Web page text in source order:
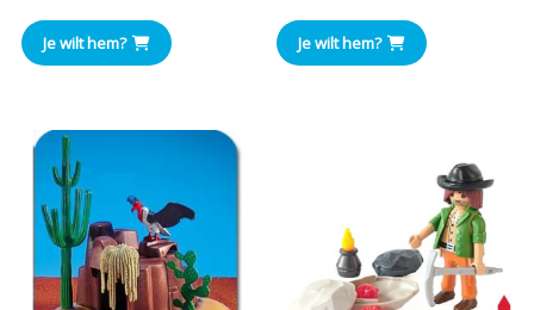
€42,00.
prijs
is:
Je wilt hem? Je wilt hem?